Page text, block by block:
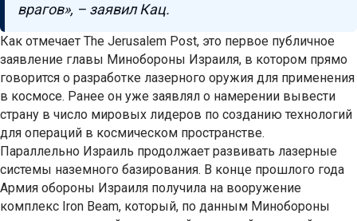
врагов», – заявил Кац.
Как отмечает The Jerusalem Post, это первое публичное
заявление главы Минобороны Израиля, в котором прямо
говорится о разработке лазерного оружия для применения
в космосе. Ранее он уже заявлял о намерении вывести
страну в число мировых лидеров по созданию технологий
для операций в космическом пространстве.
Параллельно Израиль продолжает развивать лазерные
системы наземного базирования. В конце прошлого года
Армия обороны Израиля получила на вооружение
комплекс Iron Beam, который, по данным Минобороны